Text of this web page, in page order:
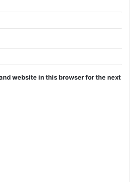
website in this browser for the next